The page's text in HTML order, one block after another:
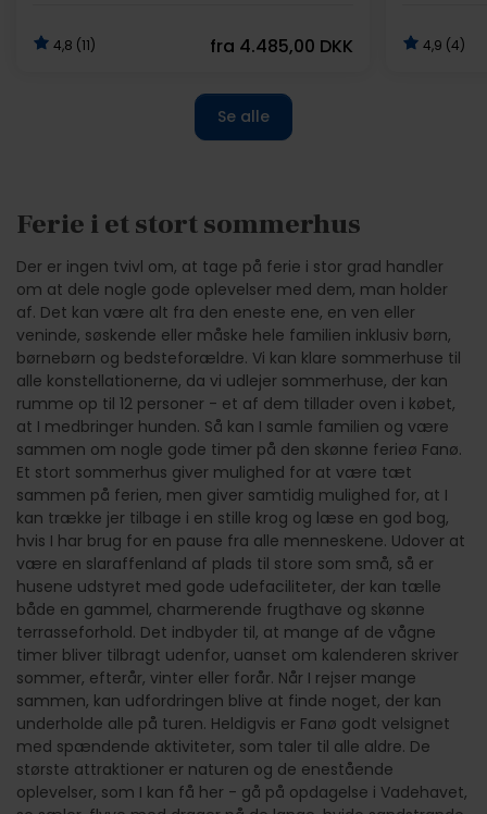
4,8 (11) fra 4.485,00 DKK 4,9 (4)
Se alle
Ferie i et stort sommerhus
Der er ingen tvivl om, at tage på ferie i stor grad handler
om at dele nogle gode oplevelser med dem, man holder
af. Det kan være alt fra den eneste ene, en ven eller
veninde, søskende eller måske hele familien inklusiv børn,
børnebørn og bedsteforældre. Vi kan klare sommerhuse til
alle konstellationerne, da vi udlejer sommerhuse, der kan
rumme op til 12 personer - et af dem tillader oven i købet,
at I medbringer hunden. Så kan I samle familien og være
sammen om nogle gode timer på den skønne ferieø Fanø.
Et stort sommerhus giver mulighed for at være tæt
sammen på ferien, men giver samtidig mulighed for, at I
kan trække jer tilbage i en stille krog og læse en god bog,
hvis I har brug for en pause fra alle menneskene. Udover at
være en slaraffenland af plads til store som små, så er
husene udstyret med gode udefaciliteter, der kan tælle
både en gammel, charmerende frugthave og skønne
terrasseforhold. Det indbyder til, at mange af de vågne
timer bliver tilbragt udenfor, uanset om kalenderen skriver
sommer, efterår, vinter eller forår. Når I rejser mange
sammen, kan udfordringen blive at finde noget, der kan
underholde alle på turen. Heldigvis er Fanø godt velsignet
med spændende aktiviteter, som taler til alle aldre. De
største attraktioner er naturen og de enestående
oplevelser, som I kan få her - gå på opdagelse i Vadehavet,